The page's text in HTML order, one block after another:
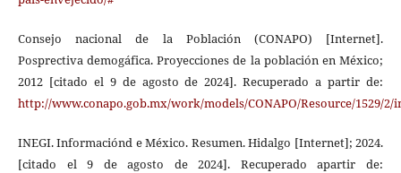
Consejo nacional de la Población (CONAPO) [Internet].
Posprectiva demogáfica. Proyecciones de la población en México;
2012 [citado el 9 de agosto de 2024]. Recuperado a partir de:
http://www.conapo.gob.mx/work/models/CONAPO/Resource/1529/
INEGI. Informaciónd e México. Resumen. Hidalgo [Internet]; 2024.
[citado el 9 de agosto de 2024]. Recuperado apartir de: